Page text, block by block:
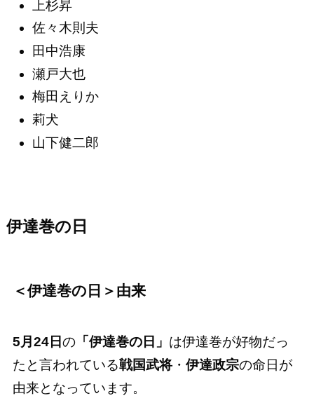
上杉昇
佐々木則夫
田中浩康
瀬戸大也
梅田えりか
莉犬
山下健二郎
伊達巻の日
＜伊達巻の日＞由来
5月24日の「伊達巻の日」 は伊達巻が好物だっ
たと言われている戦国武将・ 伊達政宗の命日が
由来となっています。